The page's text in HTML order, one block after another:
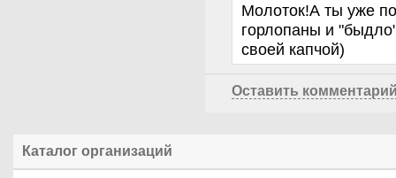
Молоток!А ты уже
горлопаны и
своей капчой)
Оставить
Каталог организаций